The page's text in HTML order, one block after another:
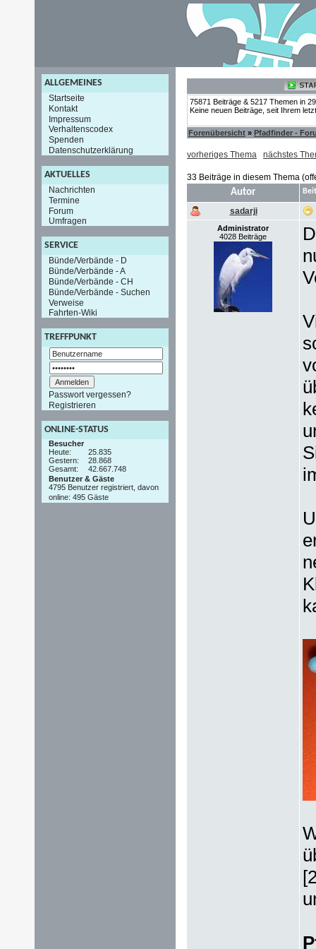
ALLGEMEINES
Startseite
Kontakt
Impressum
Verhaltenscodex
Spenden
Datenschutzerklärung
AKTUELLES
Nachrichten
Termine
Forum
Umfragen
SERVICE
Bünde/Verbände - D
Bünde/Verbände - A
Bünde/Verbände - CH
Bünde/Verbände - Suchen
Verweise
Fahrten-Wiki
TREFFPUNKT
Passwort vergessen?
Registrieren
ONLINE-STATUS
Besucher
Heute:
25.835
Gestern:
28.868
Gesamt:
42.667.748
Benutzer & Gäste
4795 Benutzer registriert, davon
online: 495 Gäste
75871 Beiträge & 5217 Themen in
Keine neuen Beiträge, seit Ihrem
Forenübersicht » Pfadfinder -
vorheriges Thema nächstes
33 Beiträge in diesem Thema
Autor
sadarji
Administrator
4028 Beiträge